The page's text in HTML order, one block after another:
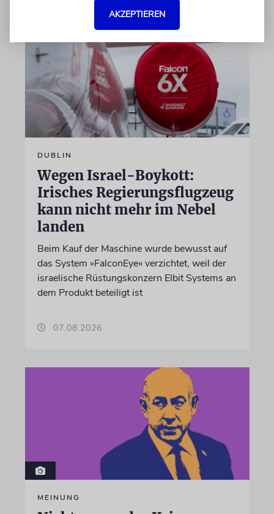
DUBLIN
Wegen Israel-Boykott:
Irisches Regierungsflugzeug
kann nicht mehr im Nebel
landen
Beim Kauf der Maschine wurde bewusst auf
das System »FalconEye« verzichtet, weil der
israelische Rüstungskonzern Elbit Systems an
dem Produkt beteiligt ist
07.08.2026
MEINUNG
AKZEPTIEREN